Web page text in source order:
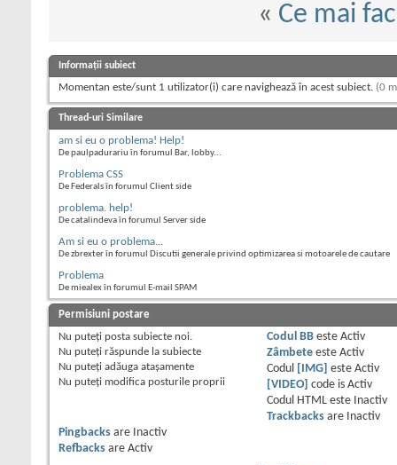
« Ce mai
Informații subiect
Momentan este/sunt 1 utilizator(i) care navighează în acest subiect. (0
Thread-uri Similare
am si eu o problema! Help!
De paulpadurariu în forumul Bar, lobby...
Problema CSS
De Federals în forumul Client side
problema. help!
De catalindeva în forumul Server side
Am si eu o problema...
De zbrexter în forumul Discutii generale privind optimizarea si motoarele de cautare
Problema
De miealex în forumul E-mail SPAM
Permisiuni postare
Nu puteţi posta subiecte noi.
Nu puteţi răspunde la subiecte
Nu puteţi adăuga ataşamente
Nu puteţi modifica posturile proprii
Codul BBeste Activ
Zâmbeteeste Activ
Codul
[IMG] este Activ
[VIDEO]
code is Activ
Codul HTML este
Inactiv
Trackbacksare
Inactiv
Pingbacks are
Inactiv
Refbacks are Activ